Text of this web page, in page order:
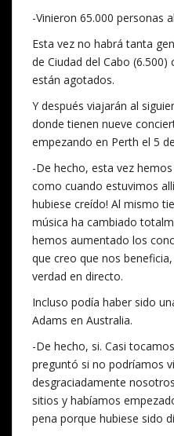
-Vinieron 65.000 personas
Esta vez no habrá tanta
de Ciudad del Cabo
están agotados.
Y después viajarán al
donde tienen nueve
empezando en Perth el 5
-De hecho, esta vez
como cuando estuvimos
hubiese creído! Al mismo
música ha cambiado
hemos aumentado los
que creo que nos
verdad en directo.
Incluso podía haber sido
Adams en Australia.
-De hecho, si. Casi
preguntó si no podríamos
desgraciadamente
sitios y habíamos
pena porque hubiese sido